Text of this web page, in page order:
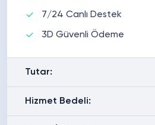
7/24 Canlı Destek
3D Güvenli Ödeme
Tutar:
Hizmet Bedeli: